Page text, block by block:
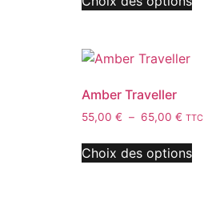
Amber Traveller
55,00 € – 65,00 € TTC
Choix des options